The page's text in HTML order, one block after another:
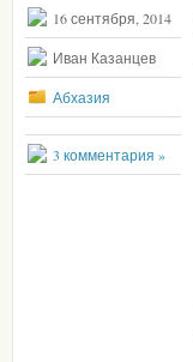
16 сентября, 2014
Иван Казанцев
Абхазия
3 комментария »